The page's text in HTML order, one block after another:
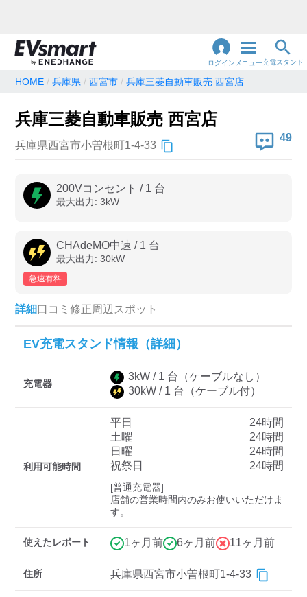
ログイン メニュー充電スタンド
地名・観光スポット・住所で検索
充電器の種類
急速充電器のみ表示
認証システム
EV充電エネチェンジ
三菱ディーラーを表示
日産ディーラーを表示
中速-20kW-以上
HOME 兵庫県 西宮市 兵庫三菱自動車販売 西宮店
兵庫三菱自動車販売 西宮店
兵庫県西宮市小曽根町1-4-33
49
200Vコンセント / 1 台
最大出力: 3kW
CHAdeMO中速 / 1 台
最大出力: 30kW
急速有料
詳細口コミ 修正周辺スポット
EV充電スタンド情報（詳細）
充電器
3kW / 1 台
（ケーブルなし）
30kW / 1 台 （ケーブル付）
利用可能時間
平日
24時間
土曜
24時間
日曜
24時間
祝祭日
24時間
[普通充電器]
店舗の営業時間内のみお使いいただけま
す。
使えたレポート 1ヶ月前 6ヶ月前 11ヶ月前
住所 兵庫県西宮市小曽根町1-4-33